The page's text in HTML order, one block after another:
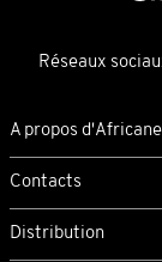
Réseaux
A propos
Contacts
Distribution